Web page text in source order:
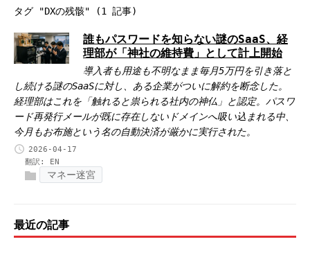
タグ "DXの残骸" (1 記事)
誰もパスワードを知らない謎のSaaS、経
理部が「神社の維持費」として計上開始
導入者も用途も不明なまま毎月5万円を引き落と
し続ける謎のSaaSに対し、ある企業がついに解約を断念した。
経理部はこれを「触れると祟られる社内の神仏」と認定。パスワ
ード再発行メールが既に存在しないドメインへ吸い込まれる中、
今月もお布施という名の自動決済が厳かに実行された。
2026-04-17
翻訳: EN
マネー迷宮
最近の記事